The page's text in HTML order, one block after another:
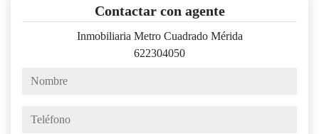
Contactar con agente
Inmobiliaria Metro Cuadrado Mérida
622304050
nombre
teléfono